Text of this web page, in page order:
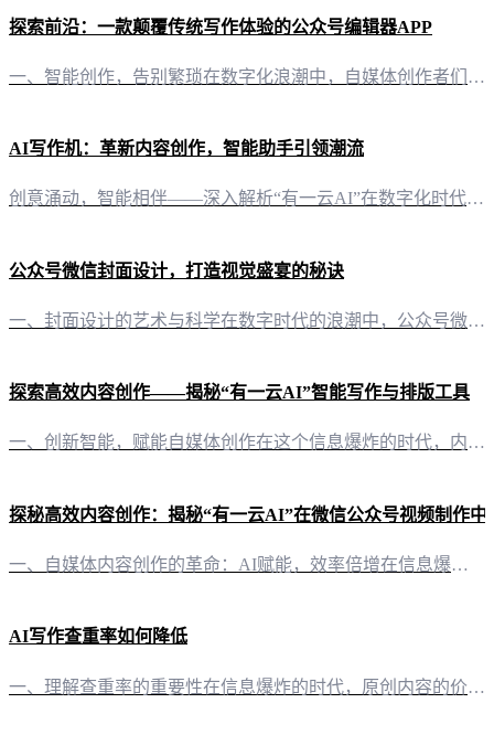
探索前沿：一款颠覆传统写作体验的公众号编辑器APP
一、智能创作，告别繁琐在数字化浪潮中，自媒体创作者们面临着日益增长的内容创作压力。有一云AI，作为一款创新型AI智能写作+排版软件，以其前沿的AI技术服务，为自媒体创作者们带来了一场写作革命。 二、排版之美，触手可及内容的美感往往决定着读者的第一印象。有一云AI在内容排版方面独具匠心，提供包含标题、内容、图文、分隔、引导五大类数千款装修皮肤，让每一篇文章都能焕发独特魅力。 三、跨平台创作，一触即
AI写作机：革新内容创作，智能助手引领潮流
创意涌动，智能相伴——深入解析“有一云AI”在数字化时代，内容创作已成为个人和企业展示自我、传递信息的重要途径。而“有一云AI”，作为一款创新型AI智能写作+排版软件，正是为了满足这一需求而诞生。它不仅将AI技术融入写作和排版，更以智能化、个性化的服务，为自媒体创作者带来前所未有的便捷体验。 灵活排版，千款皮肤任君挑选在内容排版方面，“有一云AI”提供了丰富多样的选择。数千款装修皮肤，涵盖标题、
公众号微信封面设计，打造视觉盛宴的秘诀
一、封面设计的艺术与科学在数字时代的浪潮中，公众号微信封面设计已成为自媒体创作者展示个性与品牌形象的重要窗口。一个吸引眼球的封面，不仅能够提升用户的好奇心，更能有效提高公众号的关注度和活跃度。 二、封面设计的基本要素 1. 颜色搭配，传递品牌情感颜色的运用是封面设计中的关键一环。不同的颜色能够传递出不同的情感和品牌形象。例如，蓝色给人以专业、信赖的感觉，而绿色则象征着生机与活力。 2. 图文布局
探索高效内容创作——揭秘“有一云AI”智能写作与排版工具
一、创新智能，赋能自媒体创作在这个信息爆炸的时代，内容创作已成为自媒体运营的核心竞争力。而“有一云AI”的出现，无疑为自媒体创作者带来了前所未有的创作体验。这款创新型AI智能写作+排版软件，以其前沿的技术服务，将大部分创作需求自动化，助力创作者轻松驾驭内容创作。 二、排版之美，尽在一“云”之间“有一云AI”在内容排版方面，匠心独具。它提供了包含标题、内容、图文、分隔、引导等五大类数千款装修皮肤，
探秘高效内容创作：揭秘“有一云AI”在微信公众号视频制作中
一、自媒体内容创作的革命：AI赋能，效率倍增在信息爆炸的时代，自媒体内容创作成为许多人展示才华、传达观点的重要途径。然而，内容创作往往伴随着繁琐的流程和大量的时间投入。此时，“有一云AI”的出现，犹如一缕春风，为自媒体创作者带来了前所未有的便捷与高效。 二、内容排版，千变万化“有一云AI”在内容排版方面，提供了丰富的模板选择。从标题到内容，从图文排版到分隔与引导，五大类数千款装修皮肤，为创作者提
AI写作查重率如何降低
一、理解查重率的重要性在信息爆炸的时代，原创内容的价值日益凸显。AI写作作为新兴的辅助工具，虽然提高了写作效率，但查重率过高可能会影响内容的原创性。因此，降低AI写作的查重率成为创作者关注的焦点。 二、优化AI写作内容1. 调整AI生成逻辑：通过调整AI的生成逻辑，可以使其更加贴合个人风格，降低与已有内容的相似度。例如，在生成文章时，可以要求AI使用更加个性化的词汇和句式。2. 引入多元化元素：